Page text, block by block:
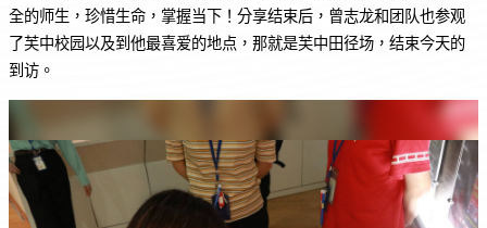
全的师生，珍惜生命，掌握当下！分享结束后，曾志龙和团队也参观
了芙中校园以及到他最喜爱的地点，那就是芙中田径场，结束今天的
到访。